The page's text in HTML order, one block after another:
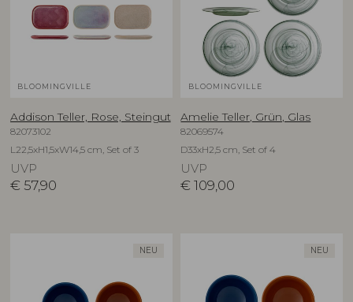
BLOOMINGVILLE
Addison Teller, Rose, Steingut
82073102
L22,5xH1,5xW14,5 cm, Set of 3
UVP
€ 57,90
BLOOMINGVILLE
Amelie Teller, Grün, Glas
82069574
D33xH2,5 cm, Set of 4
UVP
€ 109,00
NEU NEU